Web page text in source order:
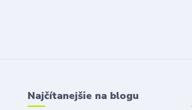
Najčítanejšie na blogu